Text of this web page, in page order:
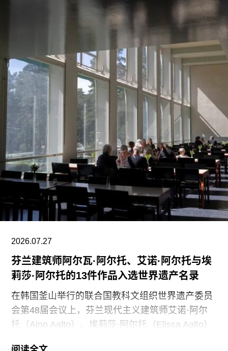
示，这些员工可向即将接手的私营承包商重新申请
工会成员要求博物馆撤销这一决定，并发起请愿活
动，要求恢复保洁员工的职位。AICWU表示，截至
7月21日，请愿书已获得超过1900个签名。芝加哥
艺术学院一位发言人在接受《芝加哥太阳时报》采
访时表示：“芝加哥艺术学院高度重视每一位员工，
我们也非常感谢保洁团队每天付出的重要工作。我
们决定将保洁服务转为外包模式，是为了更好地支
持博物馆的日常运营；同时，我们优先选择了承诺
向现有保洁员工提供就业机会的合作伙伴。”
代表馆内工会的谈判单位AFSCME 31已正式提出
申诉，认为馆方在最终决定将保洁部门外包之前，
未按合同规定提前通知工会，因此违反了劳资协
为。
2026.07.27
芬兰建筑师阿尔瓦·阿尔托、艾诺·阿尔托与埃
莉莎·阿尔托的13件作品入选世界遗产名录
在韩国釜山举行的联合国教科文组织世界遗产委员
会第48届会议上，芬兰现代主义建筑师艾诺·阿尔
托（Aino Aalto）、埃莉莎·阿尔托（Elissa Aalto）